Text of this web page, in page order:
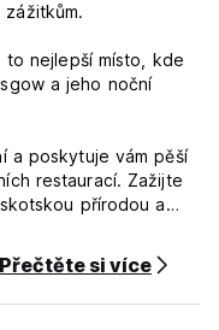
to nejlepší místo, kde
a jeho noční
a poskytuje vám pěší
restaurací. Zažijte
přírodou a
Přečtěte si více